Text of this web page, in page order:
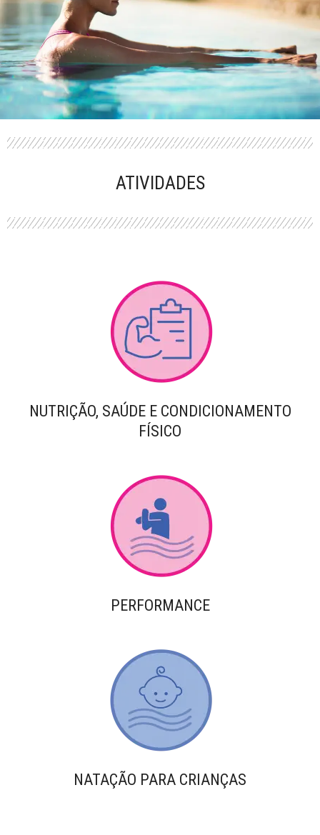
PERFORMANCE
ATIVIDADES
NUTRIÇÃO, SAÚDE E CONDICIONAMENTO
FÍSICO
PERFORMANCE
NATAÇÃO PARA CRIANÇAS